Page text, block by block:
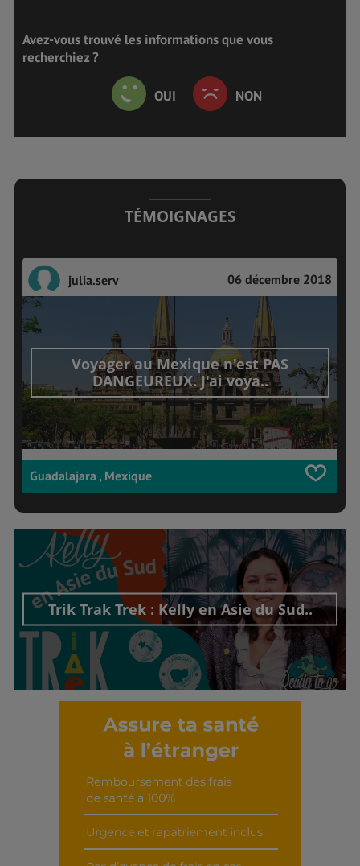
Avez-vous trouvé les informations que vous
recherchiez ?
OUI NON
TÉMOIGNAGES
julia.serv 06 décembre 2018
Voyager au Mexique n'est PAS
DANGEUREUX. J'ai voya..
Guadalajara , Mexique
Trik Trak Trek : Kelly en Asie du Sud..
Découvrir cet interview